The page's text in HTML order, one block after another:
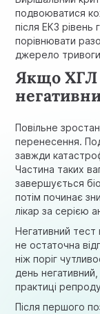
подвоюватися
після ЕКЗ
порівнювати
джерело
Якщо ХГЛ
Повільне
перенесення.
завжди
Частина таких
завершується
потім починає
лікар за серією
Негативний
не остаточна
ніж поріг
день
практиці
Після першого